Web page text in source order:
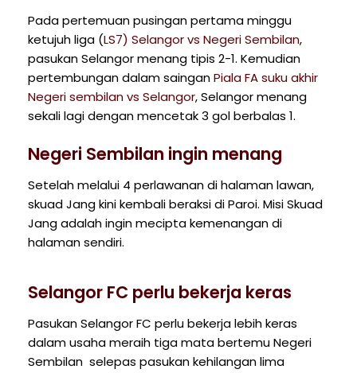
Pada pertemuan pusingan pertama minggu
ketujuh liga (LS7) Selangor vs Negeri Sembilan,
pasukan Selangor menang tipis 2-1. Kemudian
pertembungan dalam sainganPiala FA suku akhir
Negeri sembilan vs Selangor, Selangor menang
sekali lagi dengan mencetak 3 gol berbalas 1.
Negeri Sembilan ingin menang
Setelah melalui 4 perlawanan di halaman lawan,
skuad Jang kini kembali beraksi di Paroi. Misi Skuad
Jang adalah ingin mecipta kemenangan di
halaman sendiri.
Selangor FC perlu bekerja keras
Pasukan Selangor FC perlu bekerja lebih keras
dalam usaha meraih tiga mata bertemu Negeri
Sembilan selepas pasukan kehilangan lima